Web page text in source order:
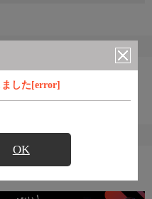
した[error]
OK